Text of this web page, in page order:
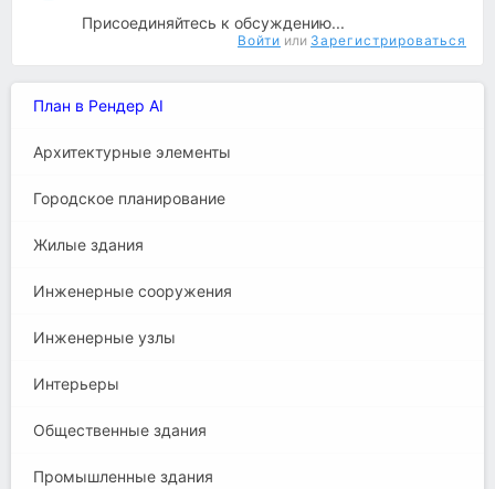
Присоединяйтесь к обсуждению...
Войти или Зарегистрироваться
План в Рендер AI
Архитектурные элементы
Городское планирование
Жилые здания
Инженерные сооружения
Инженерные узлы
Интерьеры
Общественные здания
Промышленные здания